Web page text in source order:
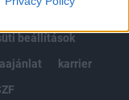
beállítások
karrier